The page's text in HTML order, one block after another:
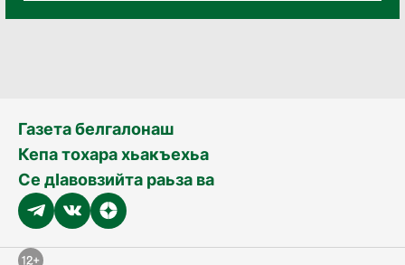
Газета белгалонаш
Кепа тохара хьакъехьа
Се дӀавовзийта раьза ва